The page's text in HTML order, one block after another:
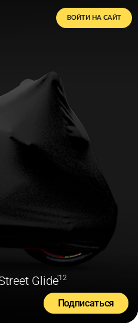
ВОЙТИ НА САЙТ
Glide'12
Подписаться